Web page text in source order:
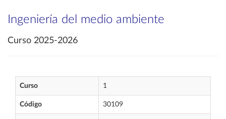
Ingeniería del medio ambiente
Curso 2025-2026
Curso 1
Código 30109